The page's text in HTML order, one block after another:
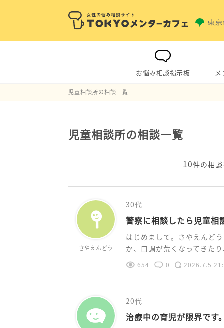
お悩み相談掲示板
児童相談所の相談一覧
児童相談所の相談一覧
10件の相
さやえんどう
30代
警察に相談したら児童
はじめまして。さやえんど
か、口調が荒くなってきた
654 0 2026.7.5
20代
治療中の育児が限界です